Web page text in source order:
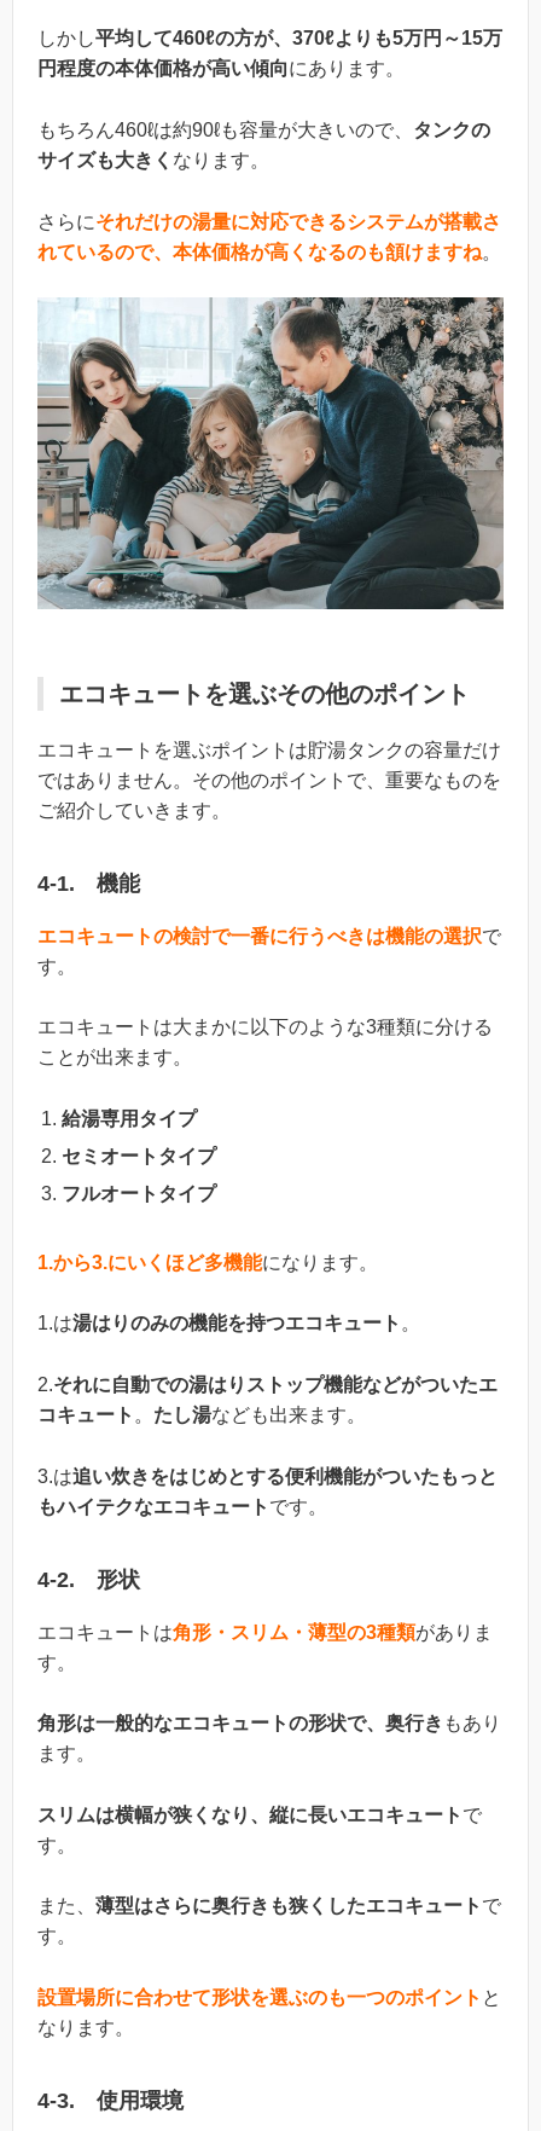
しかし平均して460ℓの方が、370ℓよりも5万円～15万
円程度の本体価格が高い傾向にあります。
もちろん460ℓは約90ℓも容量が大きいので、 タンクの
サイズも大きく なります。
さらにそれだけの湯量に対応できるシステムが搭載さ
れているので、本体価格が高くなるのも頷けますね。
エコキュートを選ぶその他のポイント
エコキュートを選ぶポイントは貯湯タンクの容量だけ
ではありません。その他のポイントで、重要なものを
ご紹介していきます。
4-1. 機能
エコキュートの検討で一番に行うべきは機能の選択で
す。
エコキュートは大まかに以下のような3種類に分ける
ことが出来ます。
給湯専用タイプ
セミオートタイプ
フルオートタイプ
1.から3.にいくほど多機能になります。
1.は湯はりのみの機能を持つエコキュート 。
2.それに自動での湯はりストップ機能などがついたエ
コキュート 。 たし湯なども出来ます。
3.は追い炊きをはじめとする便利機能がついたもっと
もハイテクなエコキュート です。
4-2. 形状
エコキュートは角形・スリム・薄型の3種類がありま
す。
角形は一般的なエコキュートの形状で、奥行き もあり
ます。
スリムは横幅が狭くなり、縦に長いエコキュート で
す。
また、 薄型はさらに奥行きも狭くしたエコキュート で
す。
設置場所に合わせて形状を選ぶのも一つのポイント と
なります。
4-3. 使用環境